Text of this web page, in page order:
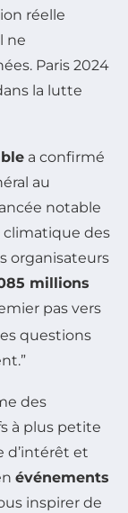
réelle
ne
Paris 2024
la lutte
a confirmé
au
notable
climatique des
organisateurs
millions
pas vers
questions
des
à plus petite
d’intérêt et
événements
inspirer de